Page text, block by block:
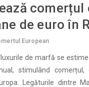
de euro în
European
de marfă se
stimulând
Legăturile dintre